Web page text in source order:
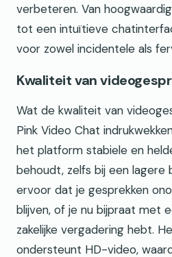
verbeteren. Van
tot een intuïtieve
voor zowel incidentele als
Kwaliteit van
Wat de kwaliteit van
Pink Video Chat
het platform stabiele en
behoudt, zelfs bij een
ervoor dat je gesprekken
blijven, of je nu bijpraat met
zakelijke vergadering hebt.
ondersteunt HD-video,